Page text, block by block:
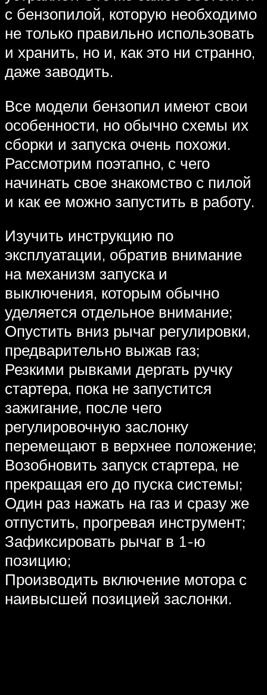
с бензопилой, которую необходимо
не только правильно использовать
и хранить, но и, как это ни странно,
даже заводить.
Все модели бензопил имеют свои
особенности, но обычно схемы их
сборки и запуска очень похожи.
Рассмотрим поэтапно, с чего
начинать свое знакомство с пилой
и как ее можно запустить в работу.
Изучить инструкцию по
эксплуатации, обратив внимание
на механизм запуска и
выключения, которым обычно
уделяется отдельное внимание;
Опустить вниз рычаг регулировки,
предварительно выжав газ;
Резкими рывками дергать ручку
стартера, пока не запустится
зажигание, после чего
регулировочную заслонку
перемещают в верхнее положение;
Возобновить запуск стартера, не
прекращая его до пуска системы;
Один раз нажать на газ и сразу же
отпустить, прогревая инструмент;
Зафиксировать рычаг в 1-ю
позицию;
Производить включение мотора с
наивысшей позицией заслонки.